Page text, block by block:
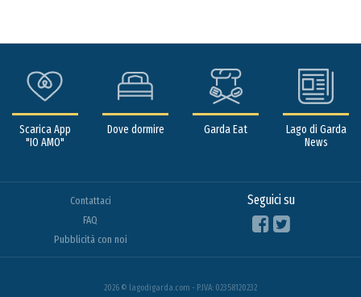
Scarica App
"IO AMO"
Dove dormire Garda Eat
Lago di Garda
News
Contattaci
FAQ
Pubblicità con noi
Seguici su
2026 © lagodigarda.com - P.IVA: 02358120232